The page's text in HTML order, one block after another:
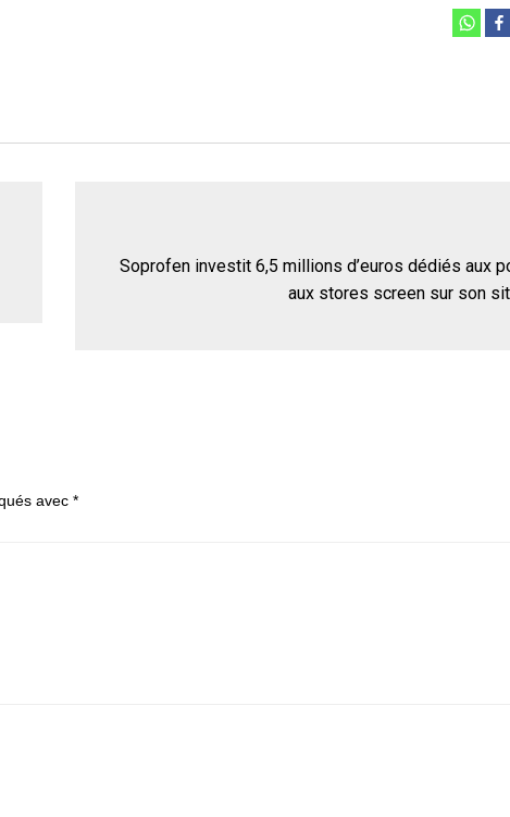
Soprofen investit 6,5 millions d’euros dédiés aux
aux stores screen sur son
avec *